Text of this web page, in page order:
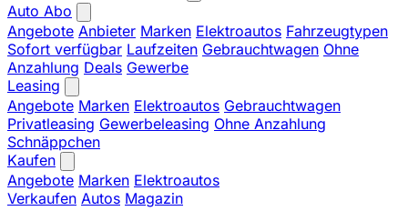
Auto Abo
Angebote Anbieter Marken Elektroautos Fahrzeugtypen
Sofort verfügbar Laufzeiten Gebrauchtwagen Ohne
Anzahlung Deals Gewerbe
Leasing
Angebote Marken Elektroautos Gebrauchtwagen
Privatleasing Gewerbeleasing Ohne Anzahlung
Schnäppchen
Kaufen
Angebote Marken Elektroautos
Verkaufen Autos Magazin